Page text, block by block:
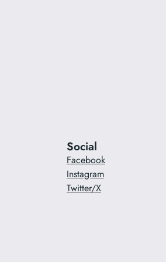
Social
Facebook
Instagram
Twitter/X